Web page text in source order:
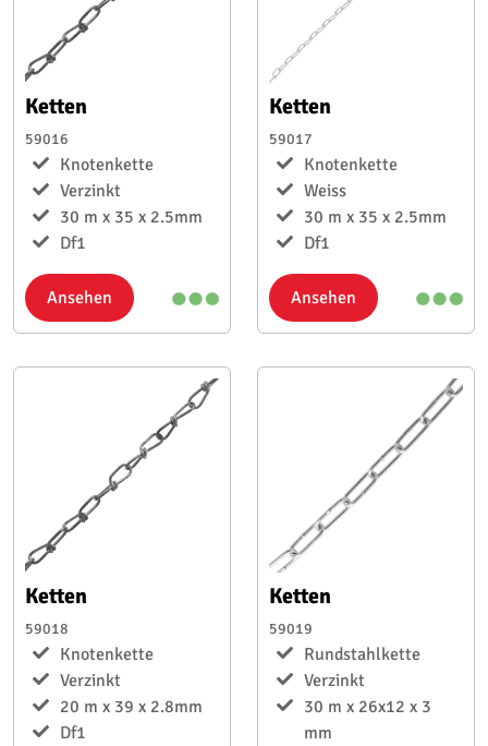
Ketten
59016
Knotenkette
Verzinkt
30 m x 35 x 2.5mm
Df1
Ansehen
Ketten
59017
Knotenkette
Weiss
30 m x 35 x 2.5mm
Df1
Ansehen
Ketten
59018
Knotenkette
Verzinkt
20 m x 39 x 2.8mm
Df1
Ketten
59019
Rundstahlkette
Verzinkt
30 m x 26x12 x 3
mm